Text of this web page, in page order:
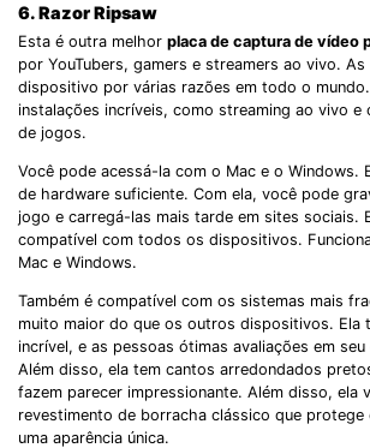
6. Razor Ripsaw
Esta é outra melhor placa de captura de vídeo
por YouTubers, gamers e streamers ao vivo.
dispositivo por várias razões em todo o
instalações incríveis, como streaming ao vivo e
de jogos.
Você pode acessá-la com o Mac e o Windows.
de hardware suficiente. Com ela, você pode
jogo e carregá-las mais tarde em sites sociais.
compatível com todos os dispositivos.
Mac e Windows.
Também é compatível com os sistemas mais
muito maior do que os outros dispositivos. Ela
incrível, e as pessoas ótimas avaliações em seu
Além disso, ela tem cantos arredondados
fazem parecer impressionante. Além disso, ela
revestimento de borracha clássico que protege
uma aparência única.